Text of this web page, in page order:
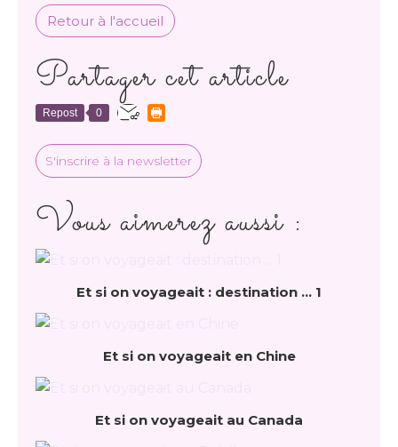
Retour à l'accueil
Partager cet article
Repost 0
S'inscrire à la newsletter
Vous aimerez aussi :
Et si on voyageait : destination ... 1
Et si on voyageait en Chine
Et si on voyageait au Canada